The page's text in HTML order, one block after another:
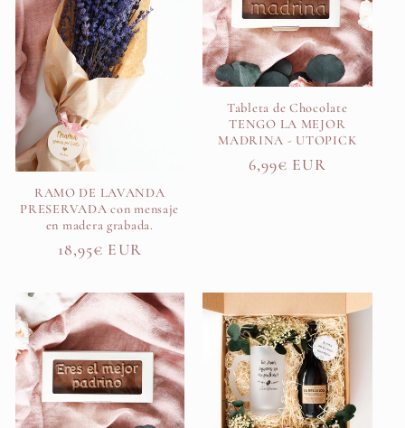
ó
n
:
RAMO DE LAVANDA
PRESERVADA con mensaje
en madera grabada.
Precio
18,95€ EUR
Tableta de Chocolate
TENGO LA MEJOR
MADRINA - UTOPICK
Precio
6,99€ EUR